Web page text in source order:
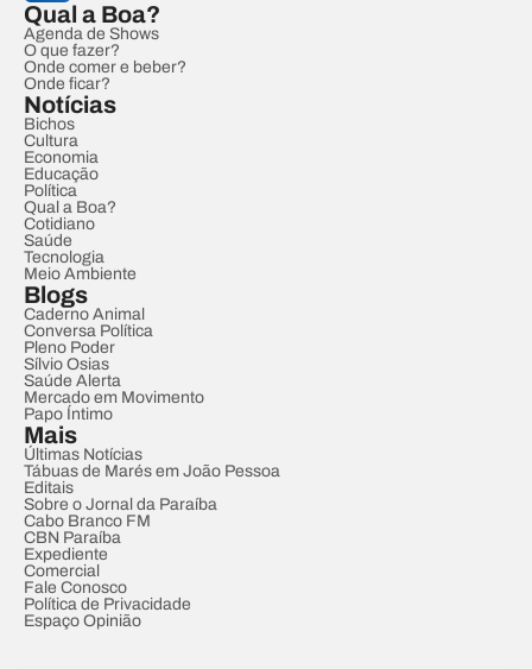
Qual a Boa?
Agenda de Shows
O que fazer?
Onde comer e beber?
Onde ficar?
Notícias
Bichos
Cultura
Economia
Educação
Política
Qual a Boa?
Cotidiano
Saúde
Tecnologia
Meio Ambiente
Blogs
Caderno Animal
Conversa Política
Pleno Poder
Sílvio Osias
Saúde Alerta
Mercado em Movimento
Papo Íntimo
Mais
Últimas Notícias
Tábuas de Marés em João Pessoa
Editais
Sobre o Jornal da Paraíba
Cabo Branco FM
CBN Paraíba
Expediente
Comercial
Fale Conosco
Política de Privacidade
Espaço Opinião